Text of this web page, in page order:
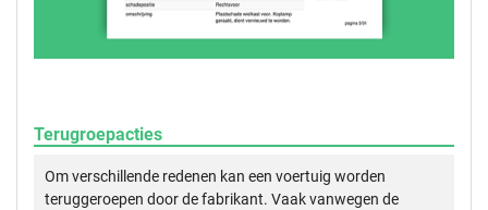
Terugroepacties
Om verschillende redenen kan een voertuig worden
teruggeroepen door de fabrikant. Vaak vanwegen de